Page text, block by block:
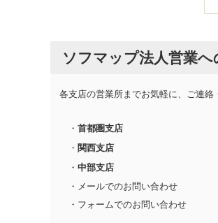
ソフマップ法人営業
各支店の営業所までお気軽に、ご連絡
・ 首都圏支店
・ 関西支店
・ 中部支店
・メールでのお問い合わせ
・フォームでのお問い合わせ